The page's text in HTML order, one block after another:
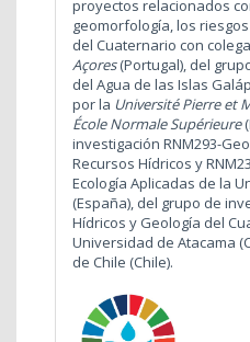
proyectos relacionados
geomorfología, los
del Cuaternario con
Açores(Portugal), del
del Agua de las Islas
por la Université Pierre et
École Normale Supérieure
investigación RNM293-
Recursos Hídricos y
Ecología Aplicadas de la
(España), del grupo de
Hídricos y Geología del
Universidad de Atacama
de Chile (Chile).